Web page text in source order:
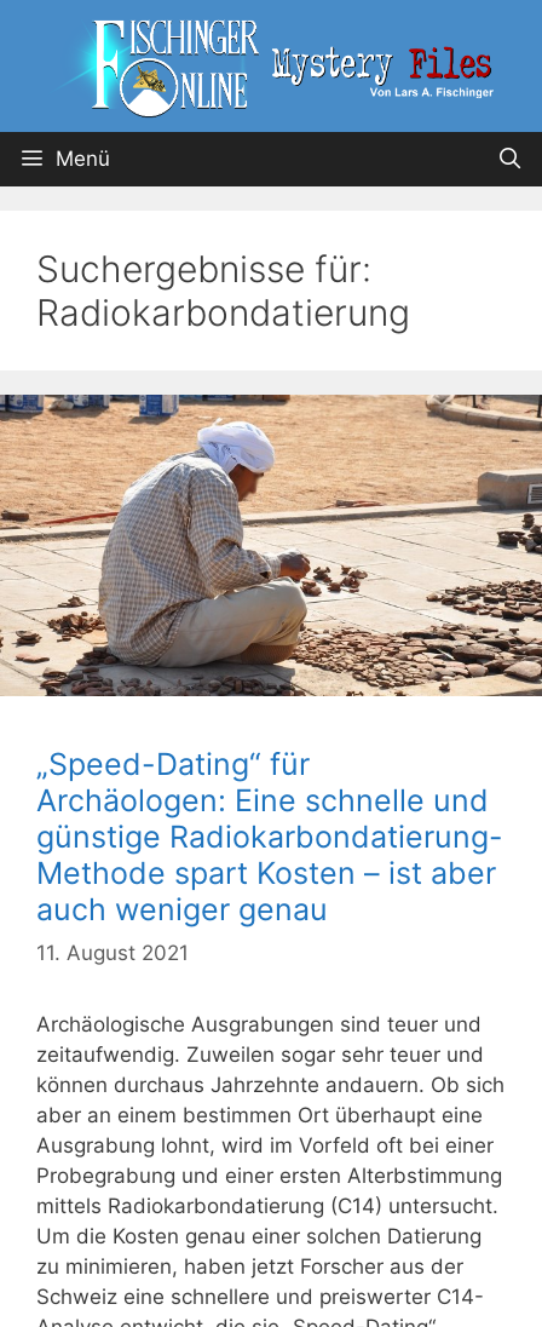
Menü
Suchergebnisse für:
Radiokarbondatierung
„Speed-Dating“ für
Archäologen: Eine schnelle und
günstige Radiokarbondatierung-
Methode spart Kosten – ist aber
auch weniger genau
11. August 2021
Archäologische Ausgrabungen sind teuer und
zeitaufwendig. Zuweilen sogar sehr teuer und
können durchaus Jahrzehnte andauern. Ob sich
aber an einem bestimmen Ort überhaupt eine
Ausgrabung lohnt, wird im Vorfeld oft bei einer
Probegrabung und einer ersten Alterbstimmung
mittels Radiokarbondatierung (C14) untersucht.
Um die Kosten genau einer solchen Datierung
zu minimieren, haben jetzt Forscher aus der
Schweiz eine schnellere und preiswerter C14-